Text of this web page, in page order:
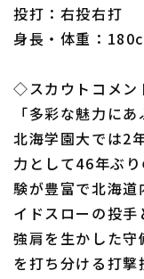
投打：右投右打
身長・体重：
◇スカウトコメン
「多彩な魅力に
北海学園大では2
力として46年ぶ
験が豊富で北海
イドスローの投
強肩を生かした
を打ち分ける打撃